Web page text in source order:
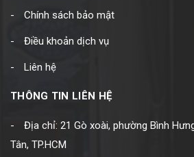
Chính sách bảo mật
Điều khoản dịch vụ
Liên hệ
THÔNG TIN LIÊN HỆ
Địa chỉ: 21 Gò xoài, phường Bình
Tân, TP.HCM